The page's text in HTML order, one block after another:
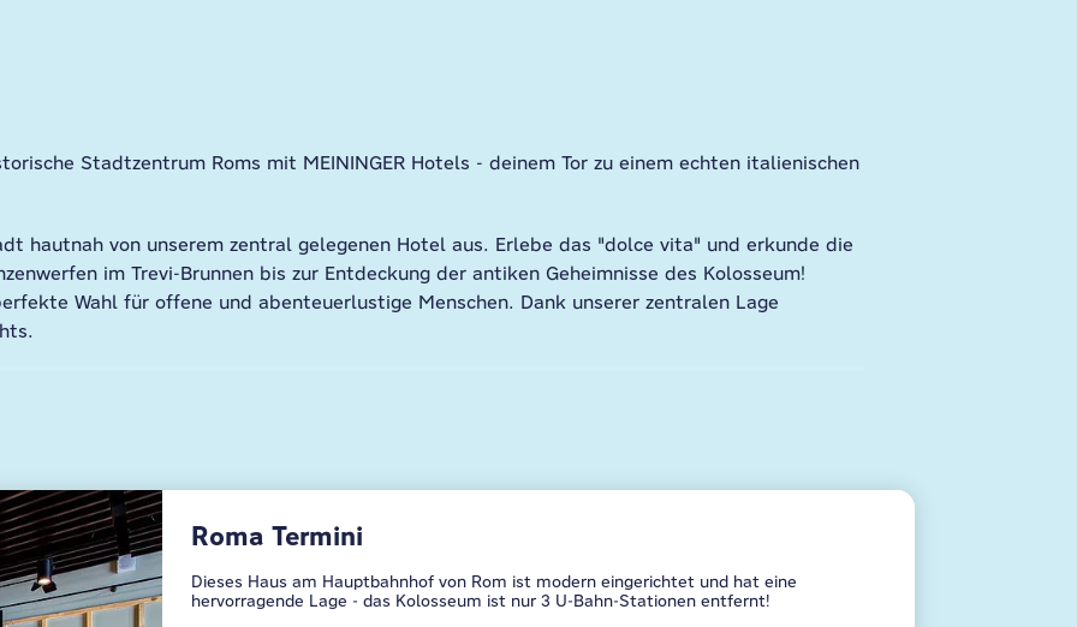
Stadtzentrum Roms mit MEININGER Hotels - deinem Tor zu einem echten italienischen
hautnah von unserem zentral gelegenen Hotel aus. Erlebe das "dolce vita" und erkunde die
im Trevi-Brunnen bis zur Entdeckung der antiken Geheimnisse des Kolosseum!
Wahl für offene und abenteuerlustige Menschen. Dank unserer zentralen Lage
Roma Termini
Dieses Haus am Hauptbahnhof von Rom ist modern eingerichtet und hat eine
hervorragende Lage - das Kolosseum ist nur 3 U-Bahn-Stationen entfernt!